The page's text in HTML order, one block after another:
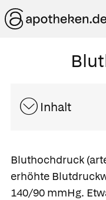
Inhalt
Bluthochdruck
erhöhte
140/90 mmHg.